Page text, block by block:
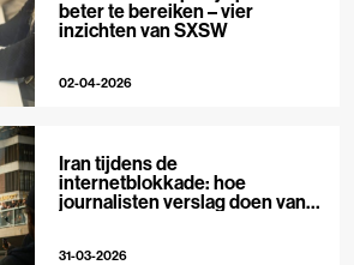
beter te bereiken – vier
inzichten van SXSW
02-04-2026
Iran tijdens de
internetblokkade: hoe
journalisten verslag doen van
31-03-2026